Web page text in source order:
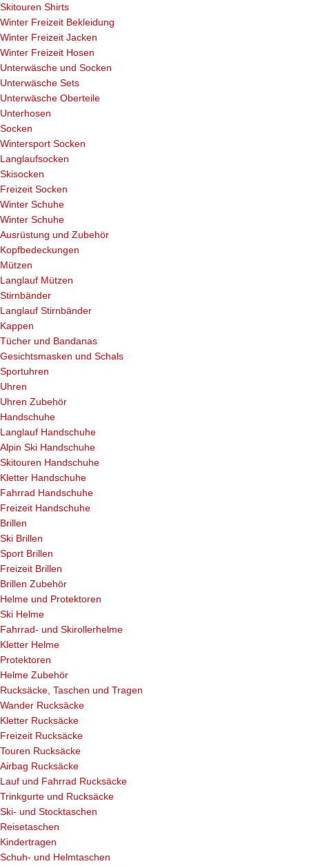
Skitouren Shirts
Winter Freizeit Bekleidung
Winter Freizeit Jacken
Winter Freizeit Hosen
Unterwäsche und Socken
Unterwäsche Sets
Unterwäsche Oberteile
Unterhosen
Socken
Wintersport Socken
Langlaufsocken
Skisocken
Freizeit Socken
Winter Schuhe
Winter Schuhe
Ausrüstung und Zubehör
Kopfbedeckungen
Mützen
Langlauf Mützen
Stirnbänder
Langlauf Stirnbänder
Kappen
Tücher und Bandanas
Gesichtsmasken und Schals
Sportuhren
Uhren
Uhren Zubehör
Handschuhe
Langlauf Handschuhe
Alpin Ski Handschuhe
Skitouren Handschuhe
Kletter Handschuhe
Fahrrad Handschuhe
Freizeit Handschuhe
Brillen
Ski Brillen
Sport Brillen
Freizeit Brillen
Brillen Zubehör
Helme und Protektoren
Ski Helme
Fahrrad- und Skirollerhelme
Kletter Helme
Protektoren
Helme Zubehör
Rucksäcke, Taschen und Tragen
Wander Rucksäcke
Kletter Rucksäcke
Freizeit Rucksäcke
Touren Rucksäcke
Airbag Rucksäcke
Lauf und Fahrrad Rucksäcke
Trinkgurte und Rucksäcke
Ski- und Stocktaschen
Reisetaschen
Kindertragen
Schuh- und Helmtaschen